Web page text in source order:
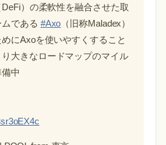
）の柔軟性を融合させた取
である #Axo （旧称Maladex）
にAxoを使いやすくすること
大きなロードマップのマイル
中